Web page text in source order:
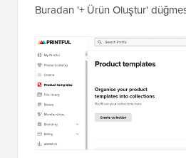
Buradan '+ Ürün Oluştur'